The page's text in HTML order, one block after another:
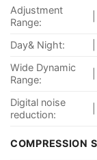
Adjustment
Range:
Day& Night:
Wide Dynamic
Range:
Digital noise
reduction:
COMPRESSION